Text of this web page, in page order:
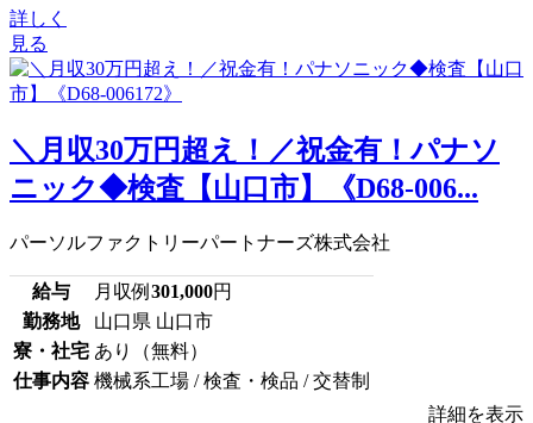
詳しく
見る
＼月収30万円超え！／祝金有！パナソ
ニック◆検査【山口市】《D68-006...
パーソルファクトリーパートナーズ株式会社
給与 月収例 301,000円
勤務地
山口県 山口市
寮・社宅 あり（無料）
仕事内容 機械系工場 / 検査・検品 / 交替制
詳細を表示